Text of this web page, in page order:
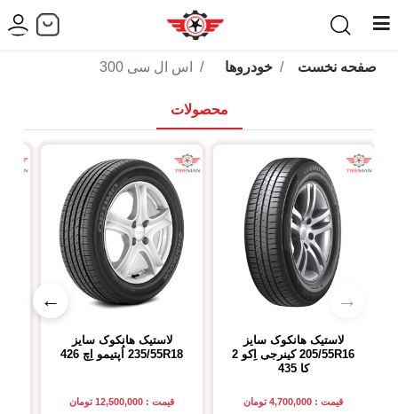
صفحه نخست خودروها اس ال سی 300
محصولات
→
←
لاستیک هانکوک سایز
205/55R16
کینرجی اِکو 2
کا 435
قیمت : 4,700,000 تومان
لاستیک هانکوک سایز
235/55R18 اُپتیمو اِچ 426
قیمت : 12,500,000 تومان